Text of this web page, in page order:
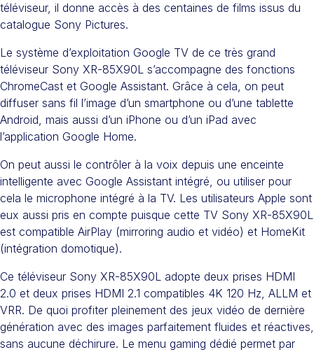
téléviseur, il donne accès à des centaines de films issus du
catalogue Sony Pictures.
Le système d’exploitation Google TV de ce très grand
téléviseur Sony XR-85X90L s’accompagne des fonctions
ChromeCast et Google Assistant. Grâce à cela, on peut
diffuser sans fil l’image d’un smartphone ou d’une tablette
Android, mais aussi d’un iPhone ou d’un iPad avec
l’application Google Home.
On peut aussi le contrôler à la voix depuis une enceinte
intelligente avec Google Assistant intégré, ou utiliser pour
cela le microphone intégré à la TV. Les utilisateurs Apple sont
eux aussi pris en compte puisque cette TV Sony XR-85X90L
est compatible AirPlay (mirroring audio et vidéo) et HomeKit
(intégration domotique).
Ce téléviseur Sony XR-85X90L adopte deux prises HDMI
2.0 et deux prises HDMI 2.1 compatibles 4K 120 Hz, ALLM et
VRR. De quoi profiter pleinement des jeux vidéo de dernière
génération avec des images parfaitement fluides et réactives,
sans aucune déchirure. Le menu gaming dédié permet par